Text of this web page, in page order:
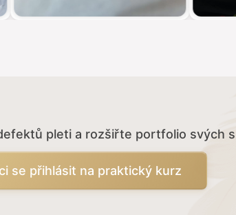
pleti a rozšiřte portfolio svých
se přihlásit na praktický kurz